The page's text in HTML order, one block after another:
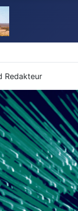
Redakteur